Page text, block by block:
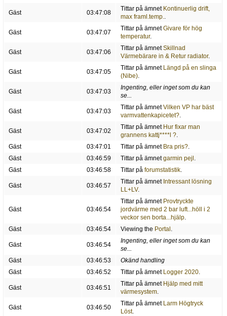
Gäst 03:47:08
Tittar på ämnet Kontinuerlig drift,
max framl.temp..
Gäst 03:47:07
Tittar på ämnetGivare för hög
temperatur.
Gäst 03:47:06
Tittar på ämnetSkillnad
Värmebärare in & Retur radiator.
Gäst 03:47:05
Tittar på ämnet Längd på en slinga
(Nibe).
Gäst 03:47:03
Ingenting, eller inget som du kan
se...
Gäst 03:47:03
Tittar på ämnetVilken VP har bäst
varmvattenkapicetet?.
Gäst 03:47:02
Tittar på ämnet Hur fixar man
grannens kattj****l ?.
Gäst
03:47:01 Tittar på ämnet Bra pris?.
Gäst
03:46:59 Tittar på ämnetgarmin pejl .
Gäst
03:46:58 Tittar på forumstatistik.
Gäst 03:46:57
Tittar på ämnet Intressant lösning
LL+LV.
Gäst 03:46:54
Tittar på ämnet Provtryckte
jordvärme med 2 bar luft...höll i 2
veckor sen borta...hjälp.
Gäst
03:46:54 Viewing the Portal .
Gäst 03:46:54
Ingenting, eller inget som du kan
se...
Gäst
03:46:53
Okänd handling
Gäst
03:46:52 Tittar på ämnet Logger 2020.
Gäst 03:46:51
Tittar på ämnet Hjälp med mitt
värmesystem.
Gäst 03:46:50
Tittar på ämnet Larm Högtryck
Löst.